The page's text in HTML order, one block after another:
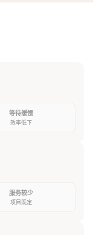
等待缓慢
效率低下
服务较少
项目既定